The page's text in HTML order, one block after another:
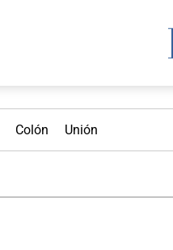
Colón Unión